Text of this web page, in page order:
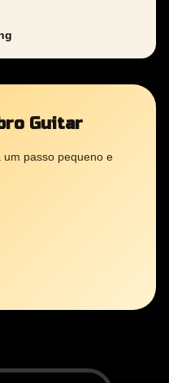
Guitar
um passo pequeno e